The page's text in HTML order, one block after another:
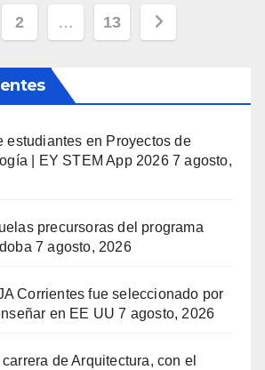
2 … 13
estudiantes en Proyectos de
| EY STEM App 2026 7 agosto,
precursoras del programa
7 agosto, 2026
Corrientes fue seleccionado por
en EE UU 7 agosto, 2026
de Arquitectura, con el